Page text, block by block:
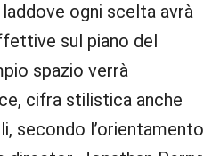
ogni scelta avrà
sul piano del
spazio verrà
cifra stilistica anche
secondo l’orientamento